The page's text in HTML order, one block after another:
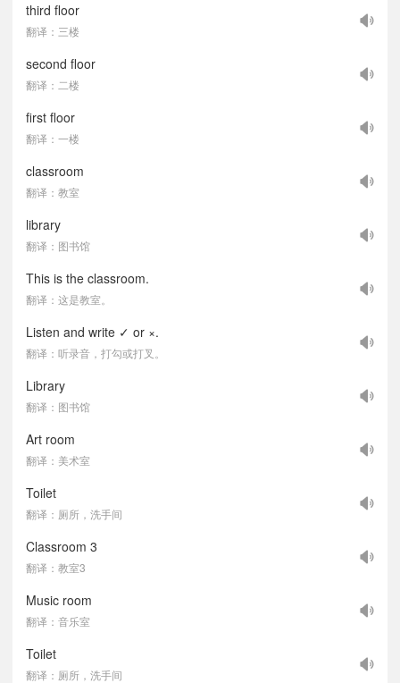
third floor
翻译：三楼
second floor
翻译：二楼
first floor
翻译：一楼
classroom
翻译：教室
library
翻译：图书馆
This is the classroom.
翻译：这是教室。
Listen and write ✓ or ×.
翻译：听录音，打勾或打叉。
Library
翻译：图书馆
Art room
翻译：美术室
Toilet
翻译：厕所，洗手间
Classroom 3
翻译：教室3
Music room
翻译：音乐室
Toilet
翻译：厕所，洗手间